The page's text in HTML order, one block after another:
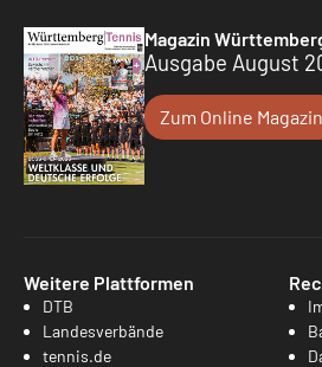
Magazin
Ausgabe August
Zum Online Magazin
Weitere Plattformen
DTB
Landesverbände
tennis.de